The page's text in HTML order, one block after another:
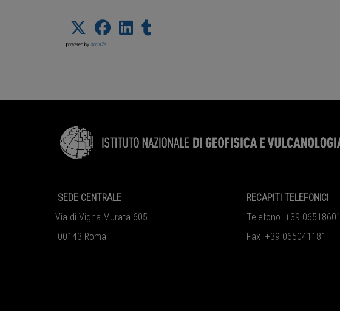
powered by social2s
SEDE CENTRALE
Via di Vigna Murata 605
00143 Roma
RECAPITI TELEFONICI
Telefono +39 06518601
Fax +39 065041181